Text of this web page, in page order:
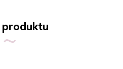
produktu